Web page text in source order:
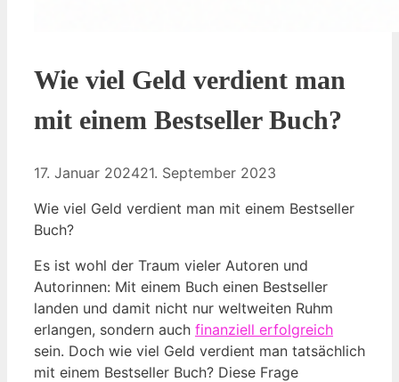
Wie viel Geld verdient man
mit einem Bestseller Buch?
17. Januar 202421. September 2023
Wie viel Geld verdient man mit einem Bestseller
Buch?
Es ist wohl der Traum vieler Autoren und
Autorinnen: Mit einem Buch einen Bestseller
landen und damit nicht nur weltweiten Ruhm
erlangen, sondern auch finanziell erfolgreich
sein. Doch wie viel Geld verdient man tatsächlich
mit einem Bestseller Buch? Diese Frage